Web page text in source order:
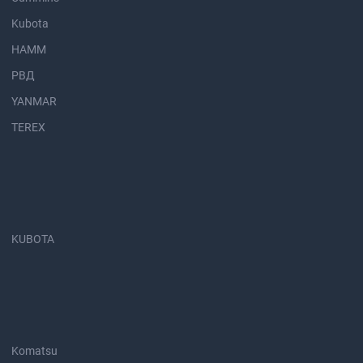
Kubota
HAMM
РВД
YANMAR
TEREX
KUBOTA
Komatsu